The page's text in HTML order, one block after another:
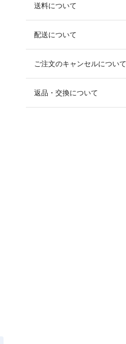
送料について
配送について
ご注文のキャンセルについて
返品・交換について